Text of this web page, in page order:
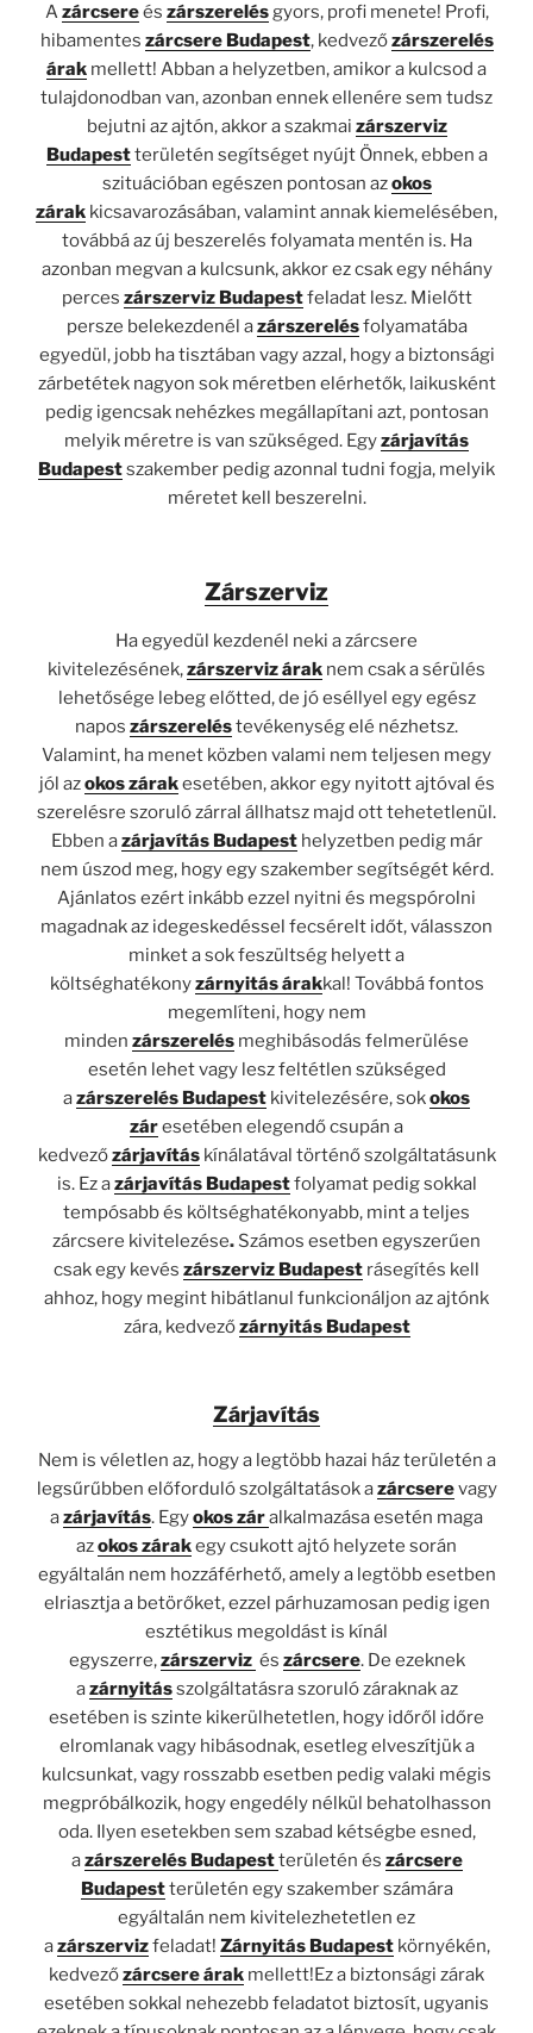
Azárcsereés zárszerelésgyors, profi menete! Profi,
hibamentes zárcsere Budapest, kedvezőzárszerelés
árak mellett! Abban a helyzetben, amikor a kulcsod a
tulajdonodban van, azonban ennek ellenére sem tudsz
bejutni az ajtón, akkor a szakmai zárszerviz
Budapestterületén segítséget nyújt Önnek, ebben a
szituációban egészen pontosan azokos
zárak kicsavarozásában, valamint annak kiemelésében,
továbbá az új beszerelés folyamata mentén is. Ha
azonban megvan a kulcsunk, akkor ez csak egy néhány
perces zárszerviz Budapestfeladat lesz. Mielőtt
persze belekezdenél azárszerelésfolyamatába
egyedül, jobb ha tisztában vagy azzal, hogy a biztonsági
zárbetétek nagyon sok méretben elérhetők, laikusként
pedig igencsak nehézkes megállapítani azt, pontosan
melyik méretre is van szükséged. Egyzárjavítás
Budapestszakember pedig azonnal tudni fogja, melyik
méretet kell beszerelni.
Zárszerviz
Ha egyedül kezdenél neki a zárcsere
kivitelezésének,zárszerviz árak nem csak a sérülés
lehetősége lebeg előtted, de jó eséllyel egy egész
napos zárszereléstevékenység elé nézhetsz.
Valamint, ha menet közben valami nem teljesen megy
jól azokos zárakesetében, akkor egy nyitott ajtóval és
szerelésre szoruló zárral állhatsz majd ott tehetetlenül.
Ebben azárjavítás Budapesthelyzetben pedig már
nem úszod meg, hogy egy szakember segítségét kérd.
Ajánlatos ezért inkább ezzel nyitni és megspórolni
magadnak az idegeskedéssel fecsérelt időt, válasszon
minket a sok feszültség helyett a
költséghatékonyzárnyitás árakkal! Továbbá fontos
megemlíteni, hogy nem
minden zárszerelés meghibásodás felmerülése
esetén lehet vagy lesz feltétlen szükséged
azárszerelés Budapest kivitelezésére, sokokos
záresetében elegendő csupán a
kedvezőzárjavításkínálatával történő szolgáltatásunk
is. Ez azárjavítás Budapestfolyamat pedig sokkal
tempósabb és költséghatékonyabb, mint a teljes
zárcsere kivitelezése. Számos esetben egyszerűen
csak egy kevés zárszerviz Budapest rásegítés kell
ahhoz, hogy megint hibátlanul funkcionáljon az ajtónk
zára, kedvezőzárnyitás Budapest
Zárjavítás
Nem is véletlen az, hogy a legtöbb hazai ház területén a
legsűrűbben előforduló szolgáltatások azárcserevagy
azárjavítás. Egyokos záralkalmazása esetén maga
azokos zárakegy csukott ajtó helyzete során
egyáltalán nem hozzáférhető, amely a legtöbb esetben
elriasztja a betörőket, ezzel párhuzamosan pedig igen
esztétikus megoldást is kínál
egyszerre,zárszerviz és zárcsere. De ezeknek
azárnyitásszolgáltatásra szoruló záraknak az
esetében is szinte kikerülhetetlen, hogy időről időre
elromlanak vagy hibásodnak, esetleg elveszítjük a
kulcsunkat, vagy rosszabb esetben pedig valaki mégis
megpróbálkozik, hogy engedély nélkül behatolhasson
oda. Ilyen esetekben sem szabad kétségbe esned,
azárszerelés Budapestterületén és zárcsere
Budapestterületén egy szakember számára
egyáltalán nem kivitelezhetetlen ez
azárszervizfeladat! Zárnyitás Budapestkörnyékén,
kedvezőzárcsere árak mellett!Ez a biztonsági zárak
esetében sokkal nehezebb feladatot biztosít, ugyanis